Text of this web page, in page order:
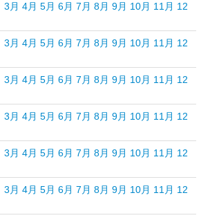
3月 4月 5月 6月 7月 8月 9月 10月 11月 12
3月 4月 5月 6月 7月 8月 9月 10月 11月 12
3月 4月 5月 6月 7月 8月 9月 10月 11月 12
3月 4月 5月 6月 7月 8月 9月 10月 11月 12
3月 4月 5月 6月 7月 8月 9月 10月 11月 12
3月 4月 5月 6月 7月 8月 9月 10月 11月 12